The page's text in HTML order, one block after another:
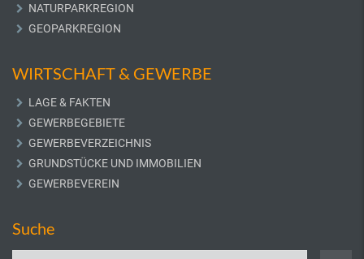
NATURPARKREGION
GEOPARKREGION
WIRTSCHAFT & GEWERBE
LAGE & FAKTEN
GEWERBEGEBIETE
GEWERBEVERZEICHNIS
GRUNDSTÜCKE UND IMMOBILIEN
GEWERBEVEREIN
Suche